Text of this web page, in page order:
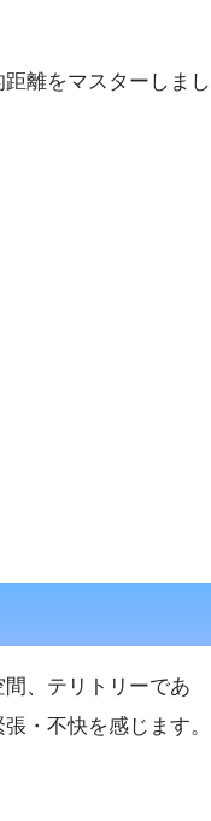
離をマスターしまし
、テリトリーであ
・不快を感じます。